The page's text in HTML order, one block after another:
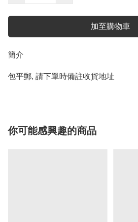
加至購物車
簡介
包平郵, 請下單時備註收貨地址
你可能感興趣的商品